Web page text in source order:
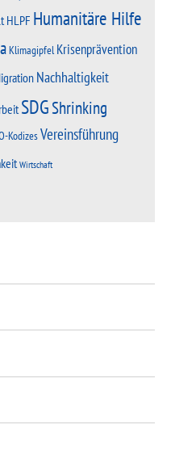
HLPF Humanitäre Hilfe
Klimagipfel Krisenprävention
Nachhaltigkeit
SDGShrinking
KodizesVereinsführung
Wirtschaft